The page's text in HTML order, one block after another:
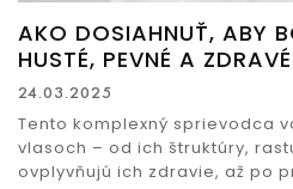
AKO DOSIAHNUŤ, ABY
HUSTÉ, PEVNÉ A
24.03.2025
Tento komplexný sprievodca
vlasoch – od ich štruktúry,
ovplyvňujú ich zdravie, až po